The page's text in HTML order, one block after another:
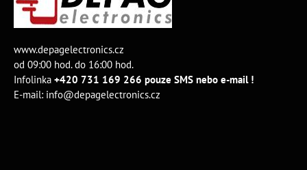
www.depagelectronics.cz
od 09:00 hod. do 16:00 hod.
Infolinka +420 731 169 266 pouze SMS nebo e-mail !
E-mail: info@depagelectronics.cz